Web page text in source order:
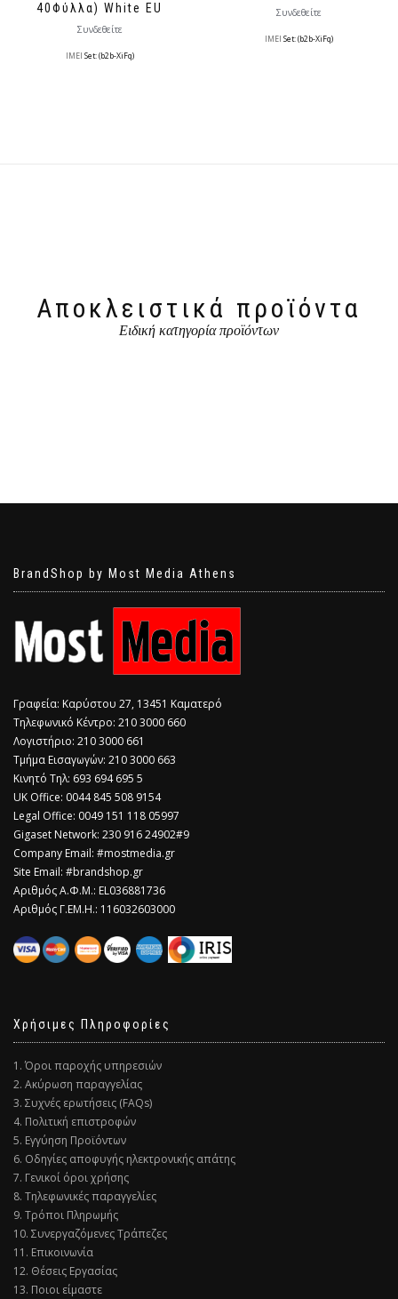
40Φύλλα) White EU
Συνδεθείτε
IMEI Set: (b2b-XiFq)
Συνδεθείτε
IMEI Set: (b2b-XiFq)
Αποκλειστικά προϊόντα
Ειδική κατηγορία προϊόντων
BrandShop by Most Media Athens
Γραφεία: Καρύστου 27, 13451 Καματερό
Τηλεφωνικό Κέντρο: 210 3000 660
Λογιστήριο: 210 3000 661
Τμήμα Εισαγωγών: 210 3000 663
Κινητό Τηλ: 693 694 695 5
​UK Office: 0044 845 508 9154
Legal Office: 0049 151 118 05997
Gigaset Network: 230 916 24902#9
Company Email: #mostmedia.gr
Site Email: #brandshop.gr
Αριθμός Α.Φ.Μ.: EL036881736
Αριθμός Γ.ΕΜ.Η.: 116032603000
Χρήσιμες Πληροφορίες
1. Όροι παροχής υπηρεσιών
2. Ακύρωση παραγγελίας
3. Συχνές ερωτήσεις (FAQs)
4. Πολιτική επιστροφών
5. Εγγύηση Προϊόντων
6. Οδηγίες αποφυγής ηλεκτρονικής απάτης
7. Γενικοί όροι χρήσης
8. Τηλεφωνικές παραγγελίες
9. Τρόποι Πληρωμής
10. Συνεργαζόμενες Τράπεζες
11. Επικοινωνία
12. Θέσεις Εργασίας
13. Ποιοι είμαστε